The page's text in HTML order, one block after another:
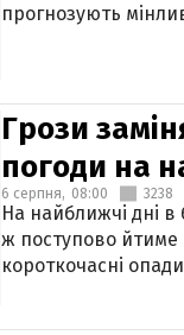
прогнозують
Грози
погоди на
6 серпня, 08:00 3238
На найближчі дні в
ж поступово йтиме
короткочасні